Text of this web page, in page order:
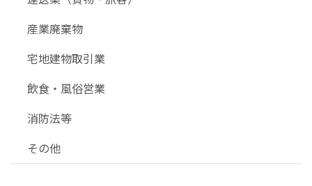
産業廃棄物
宅地建物取引業
飲食・風俗営業
消防法等
その他